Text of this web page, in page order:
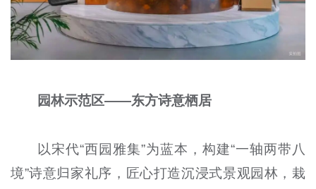
园林示范区——东方诗意栖居
以宋代“西园雅集”为蓝本，构建“一轴两带八
境”诗意归家礼序，匠心打造沉浸式景观园林，栽